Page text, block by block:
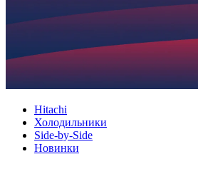
Hitachi
Холодильники
Side-by-Side
Новинки